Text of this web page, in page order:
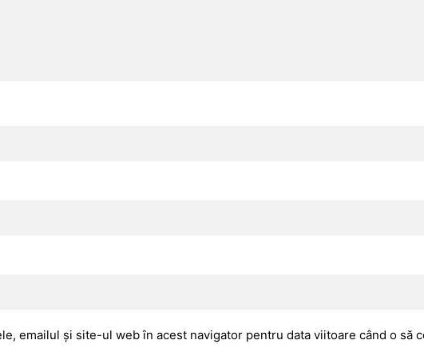
emailul și site-ul web în acest navigator pentru data viitoare când o să